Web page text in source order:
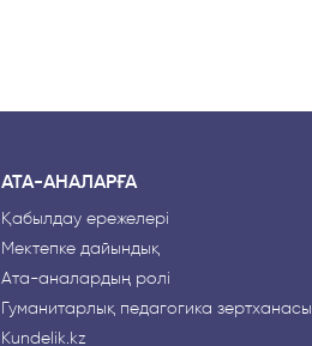
АТА-АНАЛАРҒА
Қабылдау ережелері
Мектепке дайындық
Ата-аналардың рөлі
Гуманитарлық педагогика зертханасы
Kundelik.kz